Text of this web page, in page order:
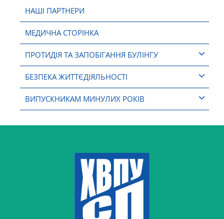
НАШІ ПАРТНЕРИ
МЕДИЧНА СТОРІНКА
ПРОТИДІЯ ТА ЗАПОБІГАННЯ БУЛІНГУ
БЕЗПЕКА ЖИТТЄДІЯЛЬНОСТІ
ВИПУСКНИКАМ МИНУЛИХ РОКІВ